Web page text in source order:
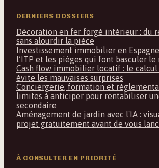
DERNIERS DOSSIERS
Décoration en fer forgé intérieur : du
sans alourdir la pièce
Investissement immobilier en Espagne
l’ITP et les pièges qui font basculer
Cash flow immobilier locatif : le
évite les mauvaises surprises
Conciergerie, formation et
limites à anticiper pour rentabiliser
secondaire
Aménagement de jardin avec l'IA :
projet gratuitement avant de vous
À CONSULTER EN PRIORITÉ